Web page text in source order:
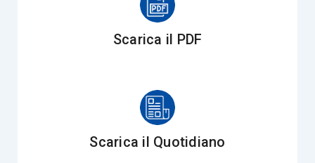
Scarica il PDF
Scarica il Quotidiano